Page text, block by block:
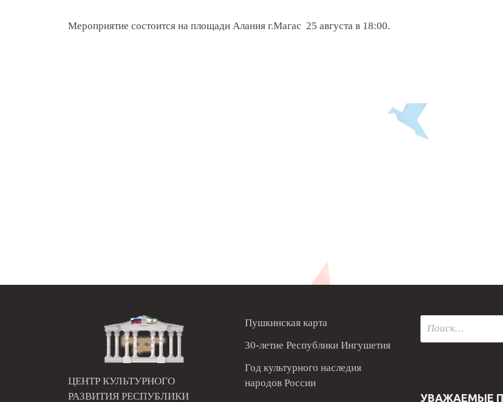
Мероприятие состоится на площади Алания г.Магас 25 августа в 18:00.
ЦЕНТР КУЛЬТУРНОГО
РАЗВИТИЯ РЕСПУБЛИКИ
Пушкинская карта
30-летие Республики Ингушетия
Год культурного наследия
народов России
УВАЖАЕМЫЕ